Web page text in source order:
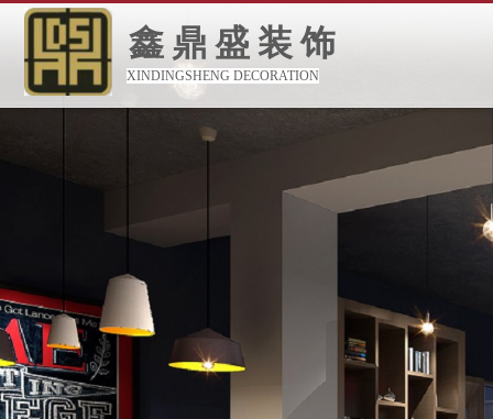
鑫鼎盛装饰
XINDINGSHENG DECORATION